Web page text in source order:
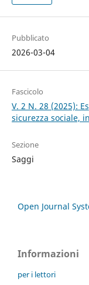
Pubblicato
2026-03-04
Fascicolo
V. 2 N. 28 (2025):
sicurezza sociale,
Sezione
Saggi
Open Journal
Informazioni
per i lettori